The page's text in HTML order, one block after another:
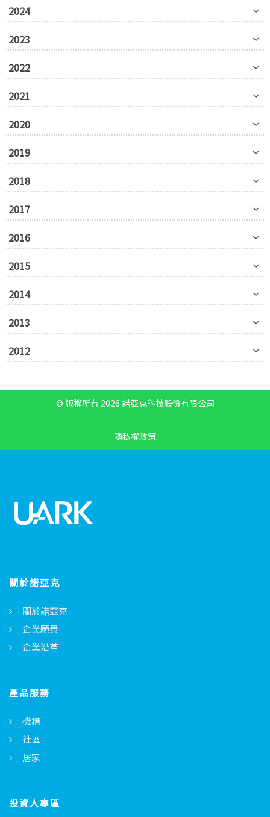
2024
2023
2022
2021
2020
2019
2018
2017
2016
2015
2014
2013
2012
© 版權所有 2026 諾亞克科技股份有限公司
隱私權政策
關於諾亞克
關於諾亞克
企業願景
企業沿革
產品服務
機構
社區
居家
投資人專區